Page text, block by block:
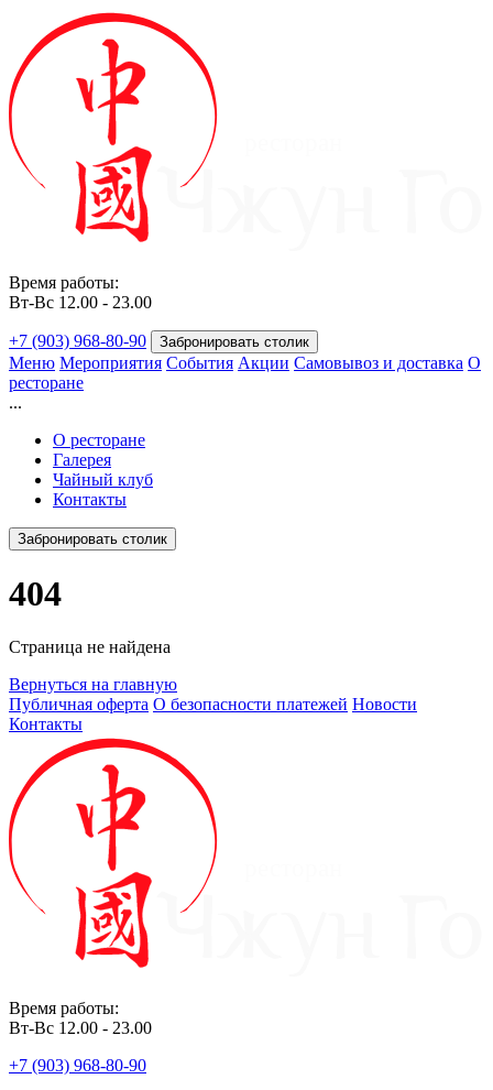
Время работы:
Вт-Вс 12.00 - 23.00
+7 (903) 968-80-90 Забронировать столик
Меню Мероприятия События Акции Самовывоз и доставка О
ресторане
...
О ресторане
Галерея
Чайный клуб
Контакты
Забронировать столик
404
Страница не найдена
Вернуться на главную
Публичная оферта О безопасности платежей Новости
Контакты
Время работы:
Вт-Вс 12.00 - 23.00
+7 (903) 968-80-90